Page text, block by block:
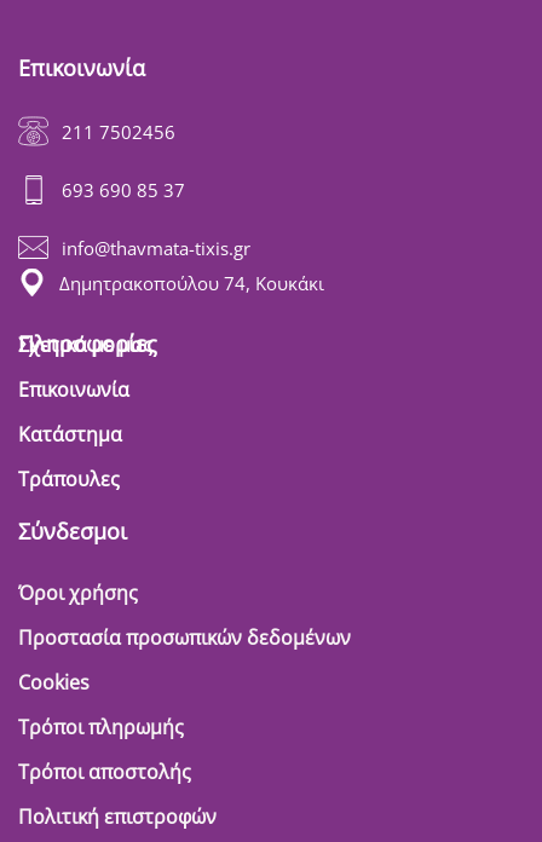
Επικοινωνία
211 7502456
693 690 85 37
info@thavmata-tixis.gr
Δημητρακοπούλου 74, Κουκάκι
Πληροφορίες
Σχετικά με μας
Επικοινωνία
Κατάστημα
Τράπουλες
Σύνδεσμοι
Όροι χρήσης
Προστασία προσωπικών δεδομένων
Cookies
Τρόποι πληρωμής
Τρόποι αποστολής
Πολιτική επιστροφών